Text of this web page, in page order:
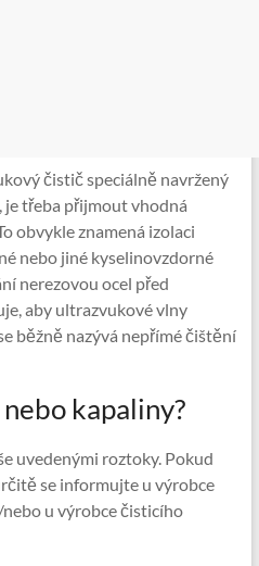
čistič speciálně navržený
je třeba přijmout vhodná
obvykle znamená izolaci
nebo jiné kyselinovzdorné
nerezovou ocel před
aby ultrazvukové vlny
běžně nazývá nepřímé čištění
kapaliny?
uvedenými roztoky. Pokud
se informujte u výrobce
u výrobce čisticího